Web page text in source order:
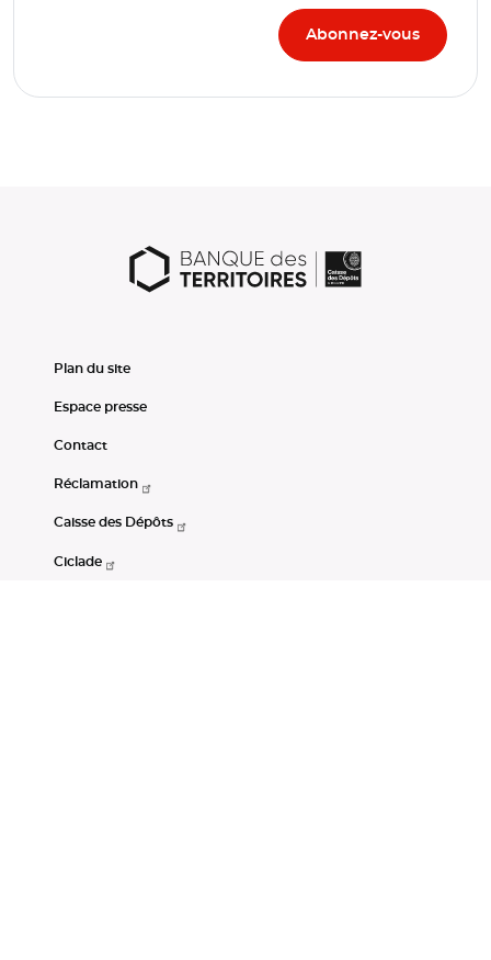
Plan du site
Espace presse
Contact
Réclamation
Caisse des Dépôts
Ciclade